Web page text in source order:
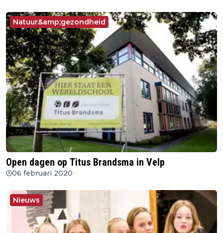
Natuur&amp;gezondheid
Open dagen op Titus Brandsma in Velp
06 februari 2020
Nieuws